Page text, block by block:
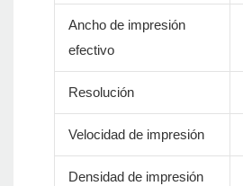
Ancho de impresión
efectivo
Resolución
Velocidad de impresión
Densidad de impresión